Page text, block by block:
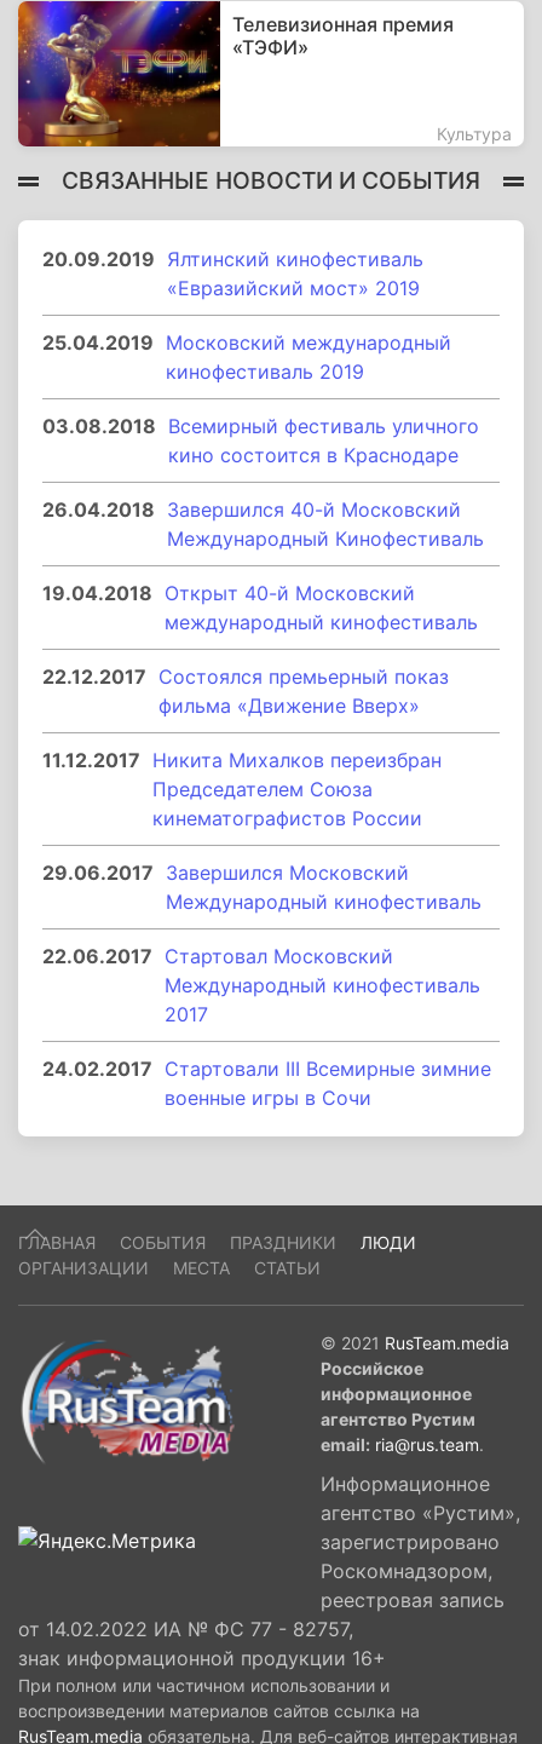
Телевизионная премия
«ТЭФИ»
Культура
СВЯЗАННЫЕ НОВОСТИ И СОБЫТИЯ
20.09.2019 Ялтинский кинофестиваль
«Евразийский мост» 2019
25.04.2019 Московский международный
кинофестиваль 2019
03.08.2018 Всемирный фестиваль уличного
кино состоится в Краснодаре
26.04.2018 Завершился 40-й Московский
Международный Кинофестиваль
19.04.2018 Открыт 40-й Московский
международный кинофестиваль
22.12.2017 Состоялся премьерный показ
фильма «Движение Вверх»
11.12.2017 Никита Михалков переизбран
Председателем Союза
кинематографистов России
29.06.2017 Завершился Московский
Международный кинофестиваль
22.06.2017 Стартовал Московский
Международный кинофестиваль
2017
24.02.2017 Стартовали III Всемирные зимние
военные игры в Сочи
ГЛАВНАЯ СОБЫТИЯ ПРАЗДНИКИ
ЛЮДИ
ОРГАНИЗАЦИИ
МЕСТА СТАТЬИ
© 2021 RusTeam.media
Российское
информационное
агентство Рустим
email: ria@rus.team.
Информационное
агентство «Рустим»,
зарегистрировано
Роскомнадзором,
реестровая запись
от 14.02.2022 ИА № ФС 77 - 82757,
знак информационной продукции 16+
При полном или частичном использовании и
воспроизведении материалов сайтов ссылка на
RusTeam.media обязательна. Для веб-сайтов интерактивная